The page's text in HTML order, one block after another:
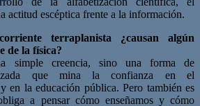
actitud escéptica frente a la información.
terraplanista ¿causan algún
de la física?
simple creencia, sino una forma de
que mina la confianza en el
en la educación pública. Pero también es
a pensar cómo enseñamos y cómo